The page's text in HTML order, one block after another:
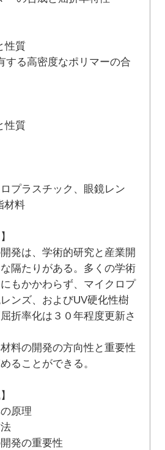
質
する高密度なポリマーの合
質
プラスチック、眼鏡レン
材料
発は、学術的研究と産業開
隔たりがある。多くの学術
もかかわらず、マイクロプ
ンズ、およびUV硬化性樹
折率化は３０年程度更新さ
料の開発の方向性と重要性
ることができる。
原理
発の重要性